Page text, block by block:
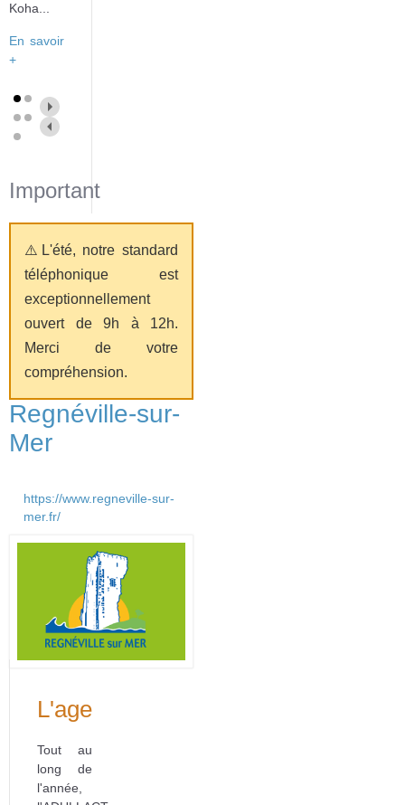
Koha...
En savoir
+
Important
⚠️L'été, notre standard
téléphonique est
exceptionnellement
ouvert de 9h à 12h.
Merci de votre
compréhension.
Regnéville-sur-
Mer
https://www.regneville-sur-
mer.fr/
L'agenda
Tout au
long de
l'année,